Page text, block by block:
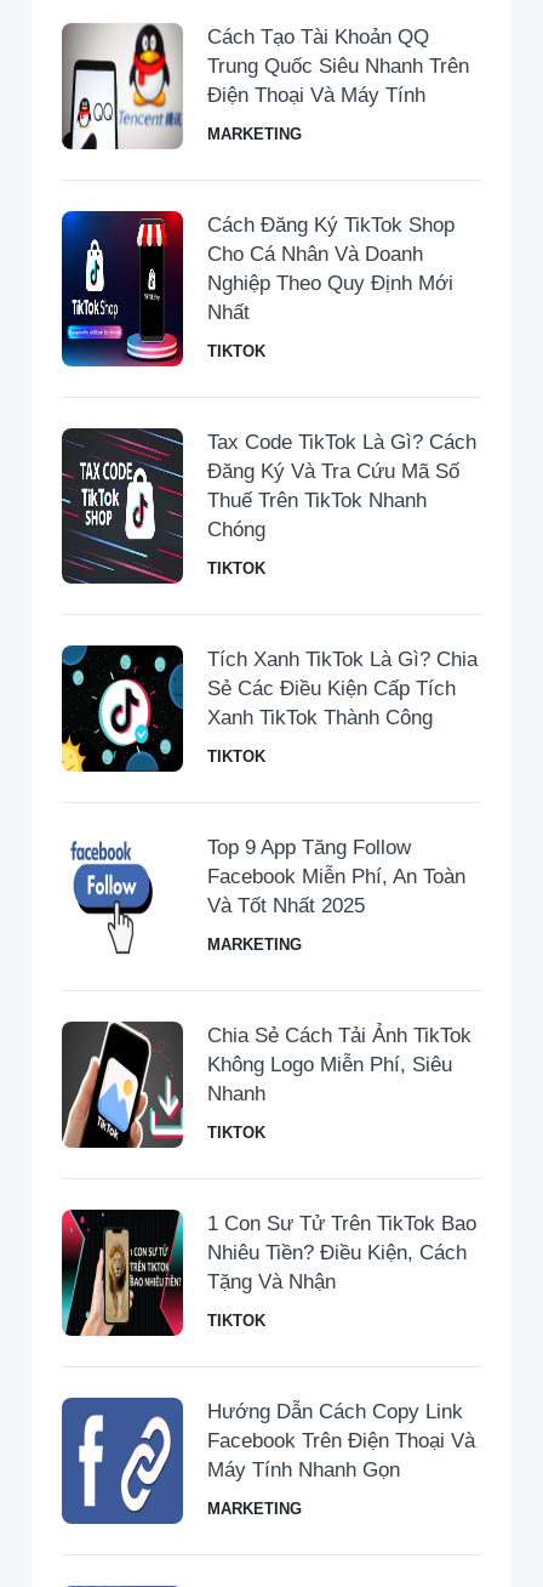
Cách Tạo Tài Khoản QQ
Trung Quốc Siêu Nhanh Trên
Điện Thoại Và Máy Tính
MARKETING
Cách Đăng Ký TikTok Shop
Cho Cá Nhân Và Doanh
Nghiệp Theo Quy Định Mới
Nhất
TIKTOK
Tax Code TikTok Là Gì? Cách
Đăng Ký Và Tra Cứu Mã Số
Thuế Trên TikTok Nhanh
Chóng
TIKTOK
Tích Xanh TikTok Là Gì? Chia
Sẻ Các Điều Kiện Cấp Tích
Xanh TikTok Thành Công
TIKTOK
Top 9 App Tăng Follow
Facebook Miễn Phí, An Toàn
Và Tốt Nhất 2025
MARKETING
Chia Sẻ Cách Tải Ảnh TikTok
Không Logo Miễn Phí, Siêu
Nhanh
TIKTOK
1 Con Sư Tử Trên TikTok Bao
Nhiêu Tiền​? Điều Kiện, Cách
Tặng Và Nhận
TIKTOK
Hướng Dẫn Cách Copy Link
Facebook Trên Điện Thoại Và
Máy Tính Nhanh Gọn
MARKETING